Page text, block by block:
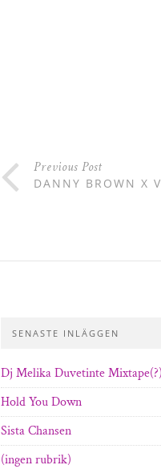
Previous Post
DANNY BROWN X
SENASTE INLÄGGEN
Dj Melika Duvetinte Mixtape(?)
Hold You Down
Sista Chansen
(ingen rubrik)